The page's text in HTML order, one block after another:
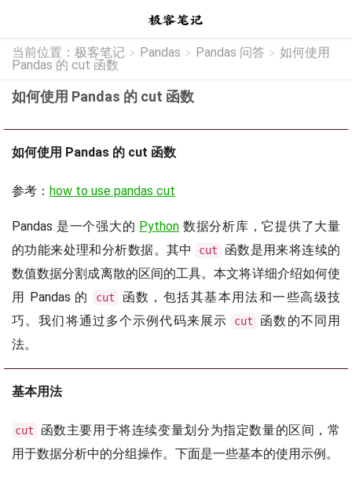
当前位置： 极客笔记 > Pandas > Pandas 问答 > 如何使用
Pandas 的 cut 函数
如何使用 Pandas 的 cut 函数
如何使用 Pandas 的 cut 函数
参考： how to use pandas cut
Pandas 是一个强大的 Python 数据分析库，它提供了大量
的功能来处理和分析数据。其中
cut
函数是用来将连续的
数值数据分割成离散的区间的工具。本文将详细介绍如何使
用 Pandas 的
cut
函数，包括其基本用法和一些高级技
巧。我们将通过多个示例代码来展示
cut
函数的不同用
法。
基本用法
cut
函数主要用于将连续变量划分为指定数量的区间，常
用于数据分析中的分组操作。下面是一些基本的使用示例。